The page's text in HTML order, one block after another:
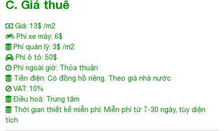
C. Giá thuê
Giá: 13$ /m2
Phí xe máy: 6$
Phí quản lý: 3$ /m2
Phí ô tô: 50$
Phí ngoài giờ: Thỏa thuận
Tiền điện: Có đồng hồ riêng. Theo giá nhà nước
VAT: 10%
Điều hoà: Trung tâm
Thời gian thiết kế miễn phí: Miễn phí từ 7-30 ngày, tùy diện
tích